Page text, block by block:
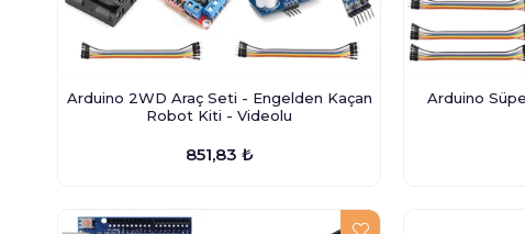
Arduino 2WD Araç Seti - Engelden Kaçan
Robot Kiti - Videolu
851,83 ₺
Arduino